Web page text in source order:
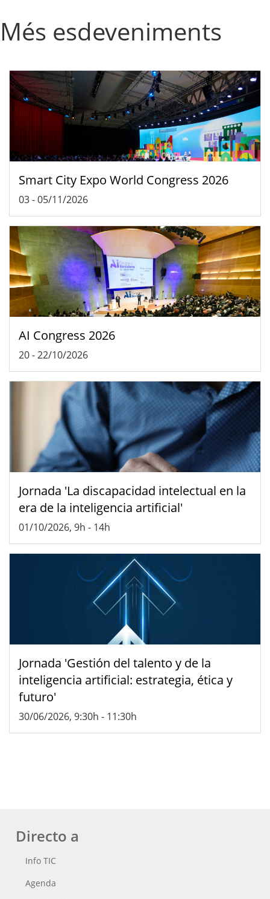
Més esdeveniments
Smart City Expo World Congress 2026
03-05/11/2026
AI Congress 2026
20-22/10/2026
Jornada 'La discapacidad intelectual en la
era de la inteligencia artificial'
01/10/2026, 9h - 14h
Jornada 'Gestión del talento y de la
inteligencia artificial: estrategia, ética y
futuro'
30/06/2026, 9:30h - 11:30h
Directo a
Info TIC
Agenda